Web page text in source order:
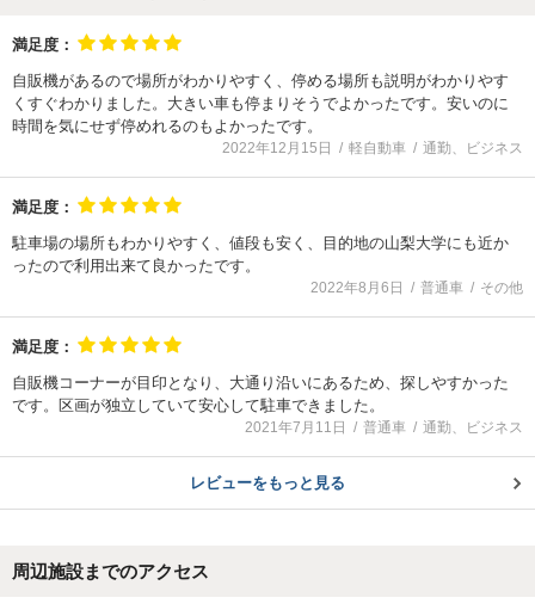
満足度：
自販機があるので場所がわかりやすく、停める場所も説明がわかりやす
くすぐわかりました。大きい車も停まりそうでよかったです。安いのに
時間を気にせず停めれるのもよかったです。
2022年12月15日 軽自動車 通勤、ビジネス
満足度：
駐車場の場所もわかりやすく、値段も安く、目的地の山梨大学にも近か
ったので利用出来て良かったです。
2022年8月6日 普通車 その他
満足度：
自販機コーナーが目印となり、大通り沿いにあるため、探しやすかった
です。区画が独立していて安心して駐車できました。
2021年7月11日 普通車 通勤、ビジネス
レビューをもっと見る
周辺施設までのアクセス